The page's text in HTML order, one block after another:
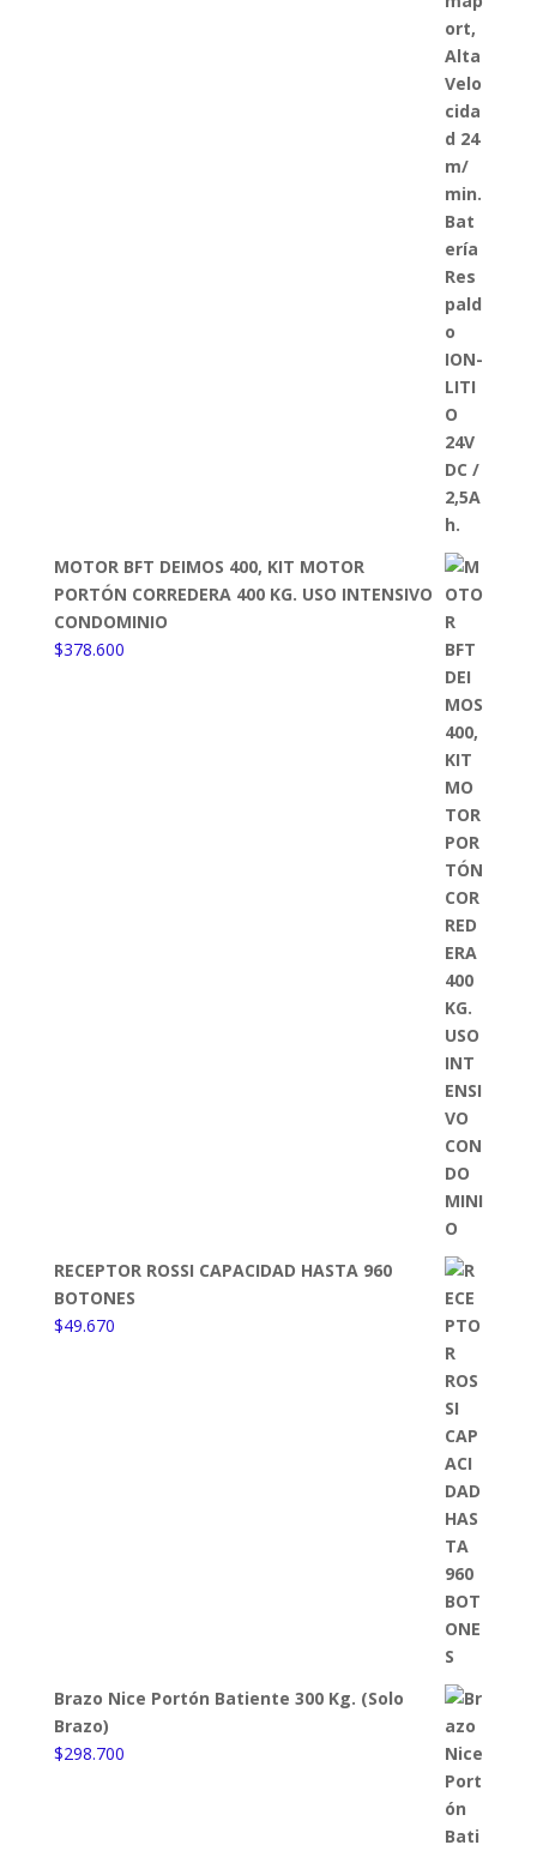
MOTOR BFT DEIMOS 400, KIT MOTOR
PORTÓN CORREDERA 400 KG. USO INTENSIVO
CONDOMINIO
$378.600
RECEPTOR ROSSI CAPACIDAD HASTA 960
BOTONES
$49.670
Brazo Nice Portón Batiente 300 Kg. (Solo
Brazo)
$298.700